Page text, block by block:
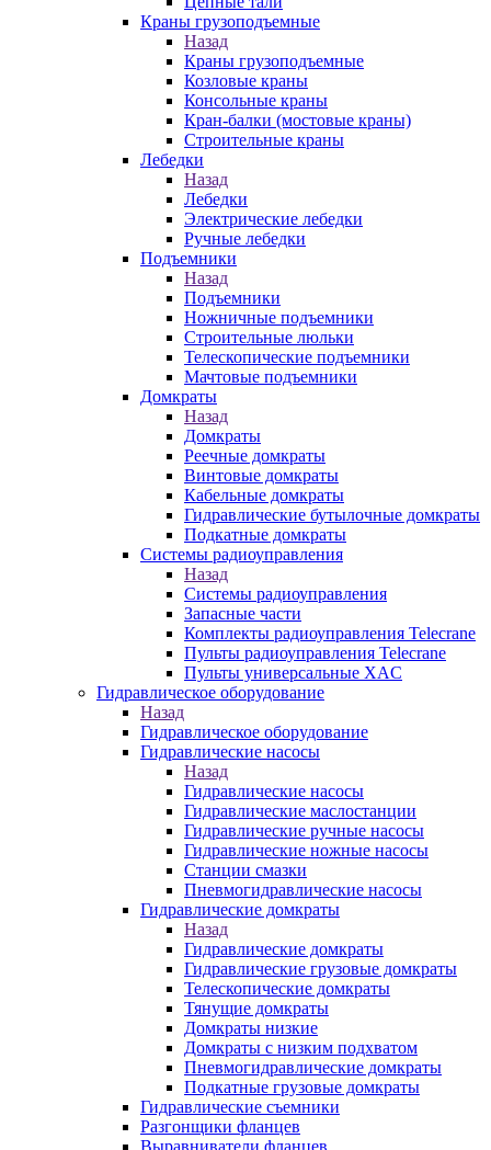
Краны грузоподъемные
Назад
Краны грузоподъемные
Козловые краны
Консольные краны
Кран-балки (мостовые краны)
Строительные краны
Лебедки
Назад
Лебедки
Электрические лебедки
Ручные лебедки
Подъемники
Назад
Подъемники
Ножничные подъемники
Строительные люльки
Телескопические подъемники
Мачтовые подъемники
Домкраты
Назад
Домкраты
Реечные домкраты
Винтовые домкраты
Кабельные домкраты
Гидравлические бутылочные домкраты
Подкатные домкраты
Системы радиоуправления
Назад
Системы радиоуправления
Запасные части
Комплекты радиоуправления Telecrane
Пульты радиоуправления Telecrane
Пульты универсальные XAC
Гидравлическое оборудование
Назад
Гидравлическое оборудование
Гидравлические насосы
Назад
Гидравлические насосы
Гидравлические маслостанции
Гидравлические ручные насосы
Гидравлические ножные насосы
Станции смазки
Пневмогидравлические насосы
Гидравлические домкраты
Назад
Гидравлические домкраты
Гидравлические грузовые домкраты
Телескопические домкраты
Тянущие домкраты
Домкраты низкие
Домкраты с низким подхватом
Пневмогидравлические домкраты
Подкатные грузовые домкраты
Гидравлические съемники
Разгонщики фланцев
Выравниватели фланцев